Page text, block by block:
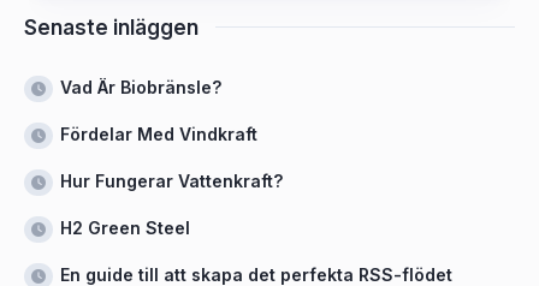
Senaste inläggen
Vad Är Biobränsle?
Fördelar Med Vindkraft
Hur Fungerar Vattenkraft?
H2 Green Steel
En guide till att skapa det perfekta RSS-flödet